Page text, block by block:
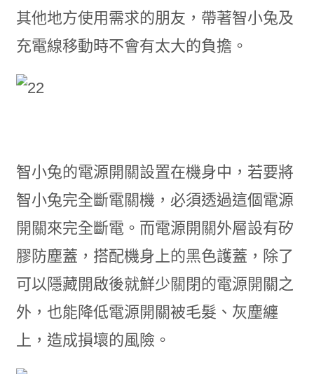
其他地方使用需求的朋友，帶著智小兔及
充電線移動時不會有太大的負擔。
智小兔的電源開關設置在機身中，若要將
智小兔完全斷電關機，必須透過這個電源
開關來完全斷電。而電源開關外層設有矽
膠防塵蓋，搭配機身上的黑色護蓋，除了
可以隱藏開啟後就鮮少關閉的電源開關之
外，也能降低電源開關被毛髮、灰塵纏
上，造成損壞的風險。